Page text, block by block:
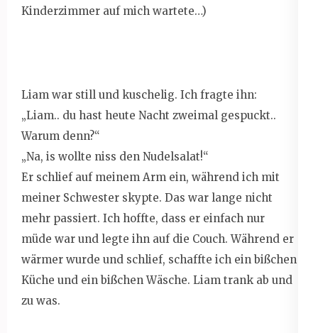
Kinderzimmer auf mich wartete…)
Liam war still und kuschelig. Ich fragte ihn:
„Liam.. du hast heute Nacht zweimal gespuckt..
Warum denn?“
„Na, is wollte niss den Nudelsalat!“
Er schlief auf meinem Arm ein, während ich mit
meiner Schwester skypte. Das war lange nicht
mehr passiert. Ich hoffte, dass er einfach nur
müde war und legte ihn auf die Couch. Während er
wärmer wurde und schlief, schaffte ich ein bißchen
Küche und ein bißchen Wäsche. Liam trank ab und
zu was.